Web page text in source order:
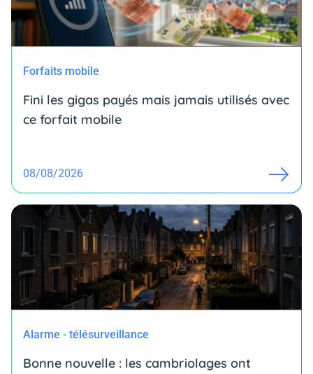
Forfaits mobile
Fini les gigas payés mais jamais utilisés avec
ce forfait mobile
08/08/2026
Alarme - télésurveillance
Bonne nouvelle : les cambriolages ont